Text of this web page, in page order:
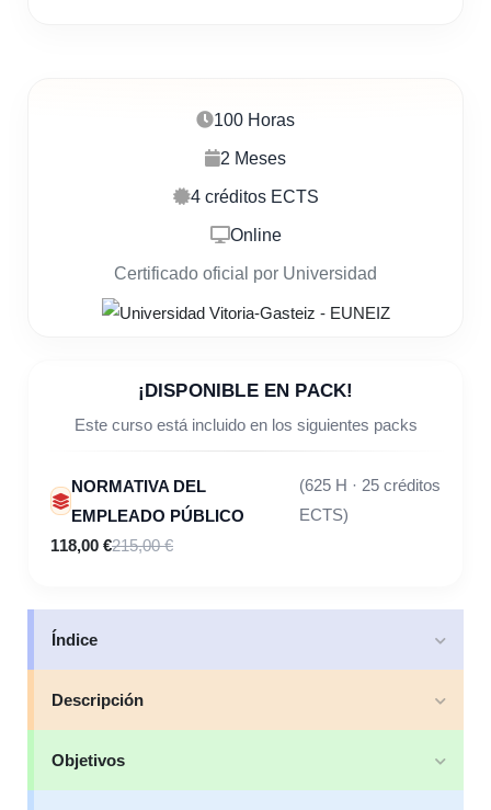
100 Horas
2 Meses
4 créditos ECTS
Online
Certificado oficial por Universidad
¡DISPONIBLE EN PACK!
Este curso está incluido en los siguientes packs
NORMATIVA DEL
EMPLEADO PÚBLICO
(625 H · 25 créditos
ECTS)
118,00 €215,00 €
Índice
Descripción
Objetivos